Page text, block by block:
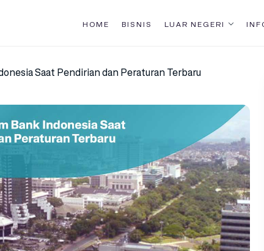
HOME BISNIS LUAR NEGERI
Saat Pendirian dan Peraturan Terbaru